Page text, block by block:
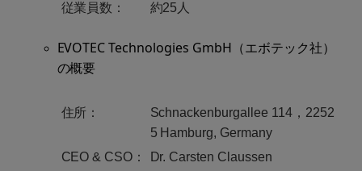
従業員数：
約25人
EVOTEC Technologies GmbH（エボテック社）
の概要
住所：
Schnackenburgallee 114，2252
5 Hamburg, Germany
CEO & CSO：
Dr. Carsten Claussen